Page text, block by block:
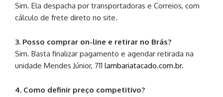
Sim. Ela despacha por transportadoras e Correios, com
cálculo de frete direto no site.
3. Posso comprar on-line e retirar no Brás?
Sim. Basta finalizar pagamento e agendar retirada na
unidade Mendes Júnior, 711 lambariatacado.com.br.
4. Como definir preço competitivo?